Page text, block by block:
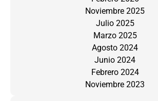
Noviembre 2025
Julio 2025
Marzo 2025
Agosto 2024
Junio 2024
Febrero 2024
Noviembre 2023